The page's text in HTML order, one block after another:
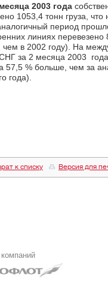
2003 года
1053,4 тонн груза,
период
линиях
в 2002 году). На
за 2 месяца 2003
57,5 % больше, чем за
года).
к списку Версия для
компаний